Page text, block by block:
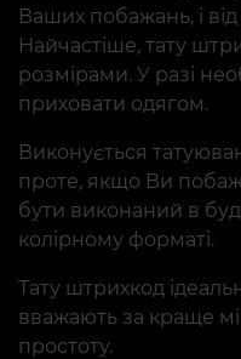
Ваших побажань, і
Найчастіше, тату
розмірами. У разі
приховати одягом.
Виконується
проте, якщо Ви
бути виконаний в
колірному форматі.
Тату штрихкод
вважають за краще
простоту.